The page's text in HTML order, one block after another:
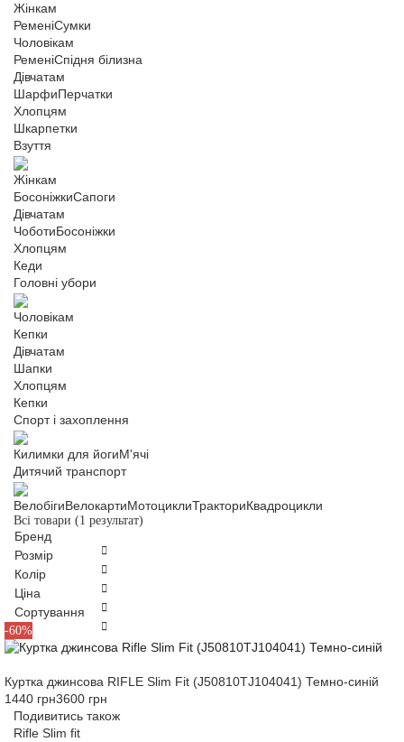
Жінкам
РеменіСумки
Чоловікам
РеменіСпідня білизна
Дівчатам
ШарфиПерчатки
Хлопцям
Шкарпетки
Взуття
Жінкам
БосоніжкиСапоги
Дівчатам
ЧоботиБосоніжки
Хлопцям
Кеди
Головні убори
Чоловікам
Кепки
Дівчатам
Шапки
Хлопцям
Кепки
Спорт і захоплення
Килимки для йогиМ'ячі
Дитячий транспорт
ВелобігиВелокартиМотоциклиТракториКвадроцикли
Всі товари (1 результат)
Бренд
Розмір
Колір
Ціна
Сортування
-60%
XS
Куртка джинсова RIFLE Slim Fit (J50810TJ104041) Темно-синій
1440 грн3600 грн
Подивитись також
Rifle Slim fit